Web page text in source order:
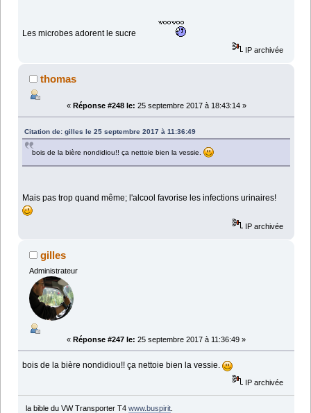
Les microbes adorent le sucre
IP archivée
thomas
« Réponse #248 le: 25 septembre 2017 à 18:43:14 »
Citation de: gilles le 25 septembre 2017 à 11:36:49
bois de la bière nondidiou!! ça nettoie bien la vessie.
Mais pas trop quand même; l'alcool favorise les infections urinaires!
IP archivée
gilles
Administrateur
« Réponse #247 le: 25 septembre 2017 à 11:36:49 »
bois de la bière nondidiou!! ça nettoie bien la vessie.
IP archivée
la bible du VW Transporter T4 www.buspirit.